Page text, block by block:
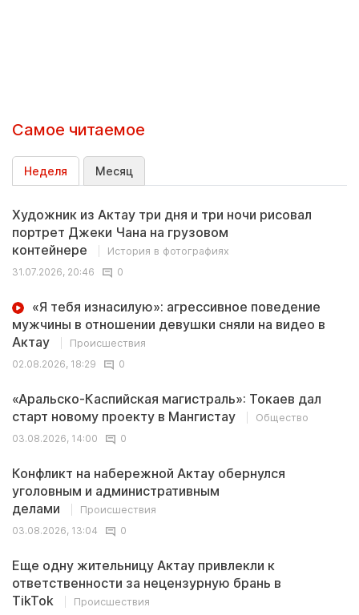
Самое читаемое
Неделя Месяц
Художник из Актау три дня и три ночи рисовал
портрет Джеки Чана на грузовом
контейнере
История в фотографиях
31.07.2026, 20:46
0
«Я тебя изнасилую»: агрессивное поведение
мужчины в отношении девушки сняли на видео в
Актау
Происшествия
02.08.2026, 18:29
0
«Аральско-Каспийская магистраль»: Токаев дал
старт новому проекту в Мангистау
Общество
03.08.2026, 14:00
0
Конфликт на набережной Актау обернулся
уголовным и административным
делами
Происшествия
03.08.2026, 13:04
0
Еще одну жительницу Актау привлекли к
ответственности за нецензурную брань в
TikTok
Происшествия